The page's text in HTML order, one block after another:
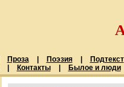
Проза Поэзия
Подтекст
Контакты Былое и люди